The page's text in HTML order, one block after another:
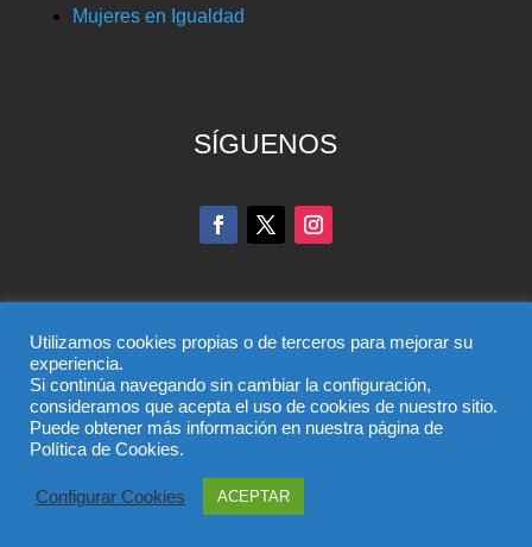
Mujeres en Igualdad
SÍGUENOS
© Partido Popular de Toledo – C/ Colombia, 6, 45004,
Toledo, Teléfono 925 285 528
El uso de este sitio implica la aceptación del
lapolítica de privacidady lapolítica de cookies
Utilizamos cookies propias o de terceros para mejorar su
experiencia.
Si continúa navegando sin cambiar la configuración,
consideramos que acepta el uso de cookies de nuestro sitio.
Puede obtener más información en nuestra página de
Política de Cookies.
Configurar Cookies ACEPTAR